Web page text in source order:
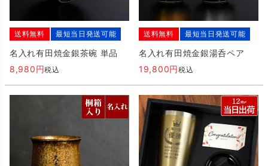
送料無料 最短当日発送可能
名入れ有田焼金銀茶碗 単品
8,980
税込
送料無料 最短当日発送可能
名入れ有田焼金銀湯呑ペア
19,800
税込